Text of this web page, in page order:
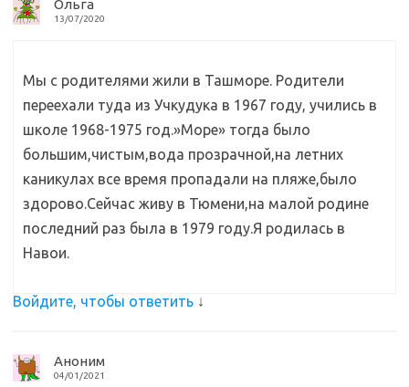
Ольга
13/07/2020
Мы с родителями жили в Ташморе. Родители
переехали туда из Учкудука в 1967 году, учились в
школе 1968-1975 год.»Море» тогда было
большим,чистым,вода прозрачной,на летних
каникулах все время пропадали на пляже,было
здорово.Сейчас живу в Тюмени,на малой родине
последний раз была в 1979 году.Я родилась в
Навои.
Войдите, чтобы ответить ↓
Аноним
04/01/2021